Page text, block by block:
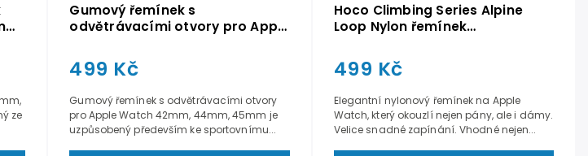
ze
Gumový řemínek s
odvětrávacími otvory pro Apple
499 Kč
Gumový řemínek s odvětrávacími otvory
pro Apple Watch 42mm, 44mm, 45mm je
uzpůsobený především ke sportovnímu...
Hoco Climbing Series Alpine
Loop Nylon řemínek
499 Kč
Elegantní nylonový řemínek na Apple
Watch, který okouzlí nejen pány, ale i dámy.
Velice snadné zapínání. Vhodné nejen...